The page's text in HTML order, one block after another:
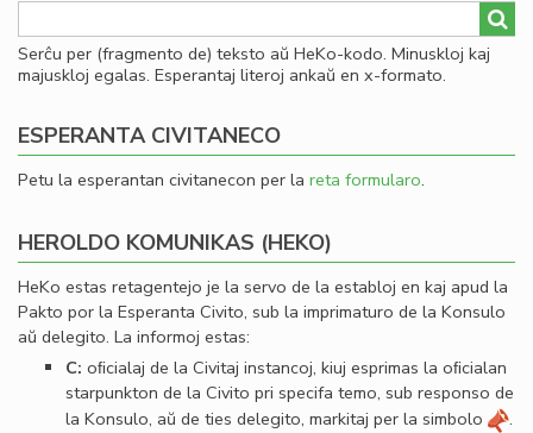
Serĉu per (fragmento de) teksto aŭ HeKo-kodo. Minuskloj kaj
majuskloj egalas. Esperantaj literoj ankaŭ en x-formato.
ESPERANTA CIVITANECO
Petu la esperantan civitanecon per la reta formularo.
HEROLDO KOMUNIKAS (HEKO)
HeKo estas retagentejo je la servo de la establoj en kaj apud la
Pakto por la Esperanta Civito, sub la imprimaturo de la Konsulo
aŭ delegito. La informoj estas:
C: oﬁcialaj de la Civitaj instancoj, kiuj esprimas la oﬁcialan
starpunkton de la Civito pri specifa temo, sub responso de
la Konsulo, aŭ de ties delegito, markitaj per la simbolo
.